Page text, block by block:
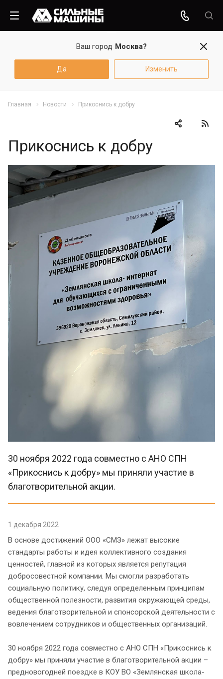
Ваш город Москва?
Да Изменить
Главная Новости Прикоснись к добру
Прикоснись к добру
30 ноября 2022 года совместно с АНО СПН
«Прикоснись к добру» мы приняли участие в
благотворительной акции.
1 декабря 2022
В основе достижений ООО «СМЗ» лежат высокие
стандарты работы и идея коллективного создания
ценностей, главной из которых является репутация
добросовестной компании. Мы смогли разработать
социальную политику, следуя определенным принципам
общественной полезности, развития окружающей среды,
ведения благотворительной и спонсорской деятельности с
вовлечением сотрудников и общественных организаций.
30 ноября 2022 года совместно с АНО СПН «Прикоснись к
добру» мы приняли участие в благотворительной акции –
предновогодней поездке в КОУ ВО «Землянская школа-